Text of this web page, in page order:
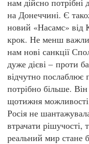
на Донеччині. Є
новий «Насамс» від
крок. Не менш
нам нові санкції
дуже дієві – проти
відчутно послаблює
потрібно більше.
щотижня можливості
Росія не
втрачати рішучості,
реальний мир стане